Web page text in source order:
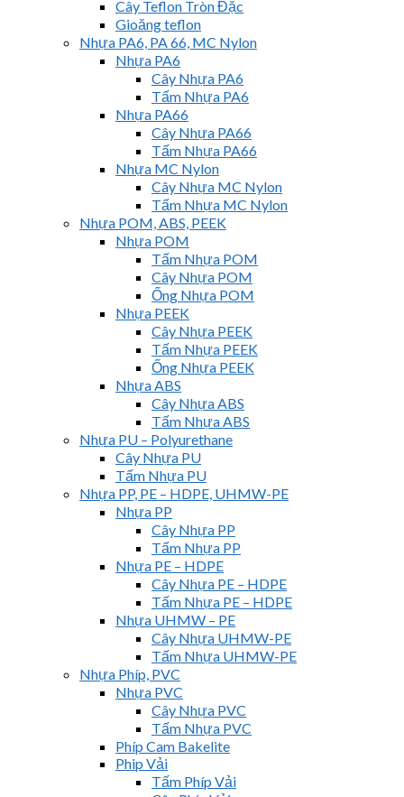
Cây Teflon Tròn Đặc
Gioăng teflon
Nhựa PA6, PA 66, MC Nylon
Nhựa PA6
Cây Nhựa PA6
Tấm Nhựa PA6
Nhựa PA66
Cây Nhựa PA66
Tấm Nhựa PA66
Nhựa MC Nylon
Cây Nhựa MC Nylon
Tấm Nhựa MC Nylon
Nhựa POM, ABS, PEEK
Nhựa POM
Tấm Nhựa POM
Cây Nhựa POM
Ống Nhựa POM
Nhựa PEEK
Cây Nhựa PEEK
Tấm Nhựa PEEK
Ống Nhựa PEEK
Nhựa ABS
Cây Nhựa ABS
Tấm Nhựa ABS
Nhựa PU – Polyurethane
Cây Nhựa PU
Tấm Nhựa PU
Nhựa PP, PE – HDPE, UHMW-PE
Nhựa PP
Cây Nhựa PP
Tấm Nhựa PP
Nhựa PE – HDPE
Cây Nhựa PE – HDPE
Tấm Nhựa PE – HDPE
Nhựa UHMW – PE
Cây Nhựa UHMW-PE
Tấm Nhựa UHMW-PE
Nhựa Phíp, PVC
Nhựa PVC
Cây Nhựa PVC
Tấm Nhựa PVC
Phíp Cam Bakelite
Phip Vải
Tấm Phíp Vải